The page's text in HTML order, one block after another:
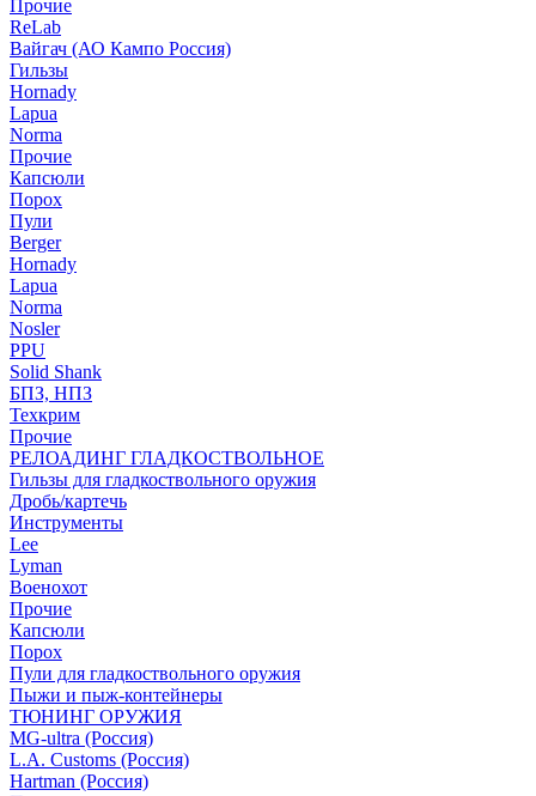
Прочие
ReLab
Вайгач (АО Кампо Россия)
Гильзы
Hornady
Lapua
Norma
Прочие
Капсюли
Порох
Пули
Berger
Hornady
Lapua
Norma
Nosler
PPU
Solid Shank
БПЗ, НПЗ
Техкрим
Прочие
РЕЛОАДИНГ ГЛАДКОСТВОЛЬНОЕ
Гильзы для гладкоствольного оружия
Дробь/картечь
Инструменты
Lee
Lyman
Военохот
Прочие
Капсюли
Порох
Пули для гладкоствольного оружия
Пыжи и пыж-контейнеры
ТЮНИНГ ОРУЖИЯ
MG-ultra (Россия)
L.A. Customs (Россия)
Hartman (Россия)